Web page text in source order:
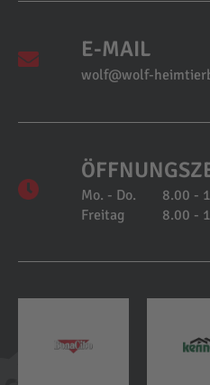
E-MAIL
wolf@wolf-
Mo. - Do. 8.00 -
Freitag
8.00 -